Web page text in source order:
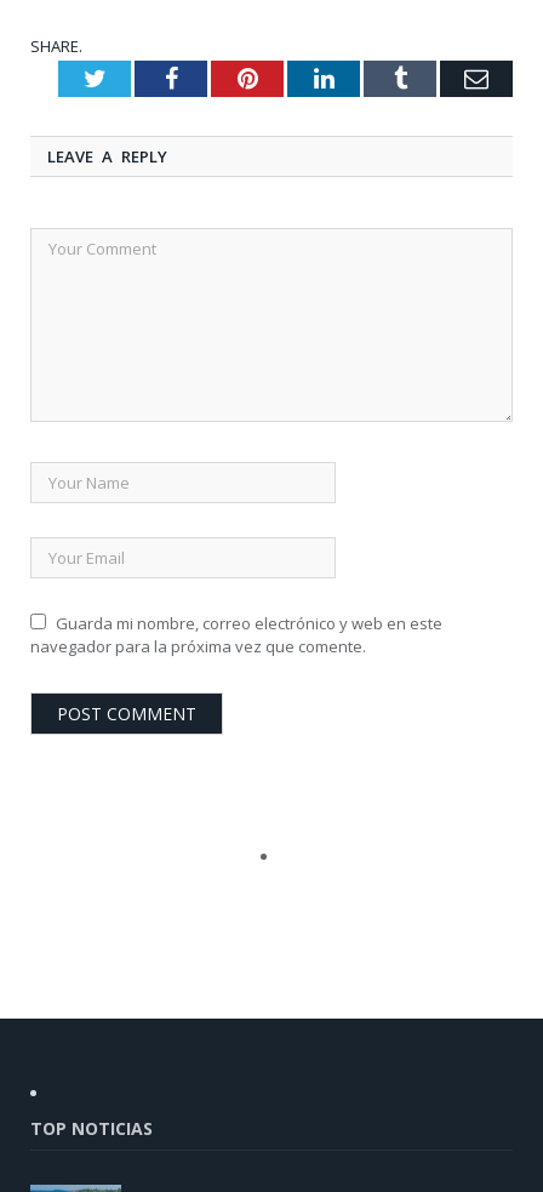
SHARE.
TwitterFacebookPinterestLinkedInTumblr
LEAVE A REPLY
Guarda mi nombre, correo electrónico y web en este
navegador para la próxima vez que comente.
TOP NOTICIAS